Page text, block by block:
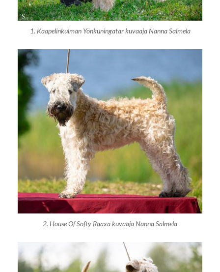
1. Kaapelinkulman Yönkuningatar kuvaaja Nanna Salmela
2. House Of Softy Raaxa kuvaaja Nanna Salmela